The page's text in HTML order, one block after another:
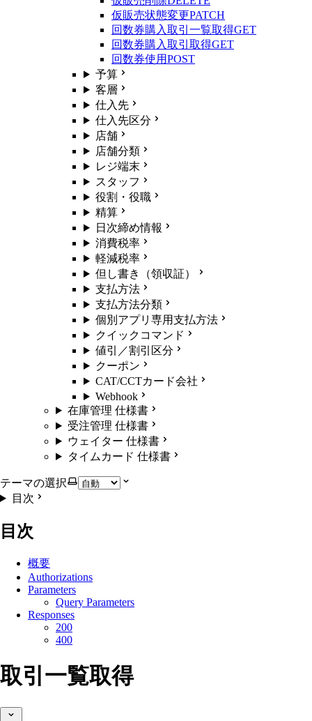
仮販売状態変更PATCH
回数券購入取引一覧取得GET
回数券購入取引取得GET
回数券使用POST
予算
客層
仕入先
仕入先区分
店舗
店舗分類
レジ端末
スタッフ
役割・役職
精算
日次締め情報
消費税率
軽減税率
但し書き（領収証）
支払方法
支払方法分類
個別アプリ専用支払方法
クイックコマンド
値引／割引区分
クーポン
CAT/CCTカード会社
Webhook
在庫管理 仕様書
受注管理 仕様書
ウェイター 仕様書
タイムカード 仕様書
テーマの選択
目次
目次
概要
Authorizations
Parameters
Query Parameters
Responses
200
400
取引一覧取得